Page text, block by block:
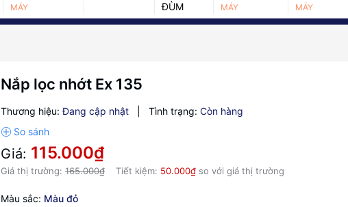
MÁY
ĐÙM
MÁY
MÁY
Nắp lọc nhớt Ex 135
Thương hiệu: Đang cập nhật Tình trạng: Còn hàng
Giá: 115.000₫
Giá thị trường: 165.000₫ Tiết kiệm: 50.000₫so với giá thị trường
Màu sắc: Màu đỏ